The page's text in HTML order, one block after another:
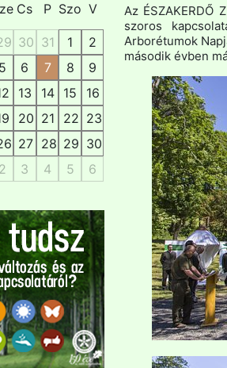
Cs P Szo V
30 31 1
2
5 6 7 8
9
13 14 15
16
20 21 22 23
27 28 29 30
2 3 4 5 6
Az
szoros
Arborétumok
második évben